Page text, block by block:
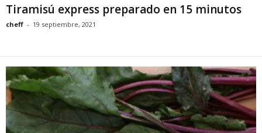
Tiramisú express preparado en 15 minutos
cheff - 19 septiembre, 2021